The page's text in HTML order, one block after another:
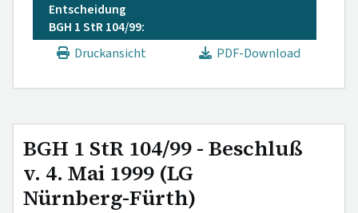
Entscheidung
BGH 1 StR 104/99:
Druckansicht
PDF-Download
BGH 1 StR 104/99 - Beschluß
v. 4. Mai 1999 (LG
Nürnberg-Fürth)